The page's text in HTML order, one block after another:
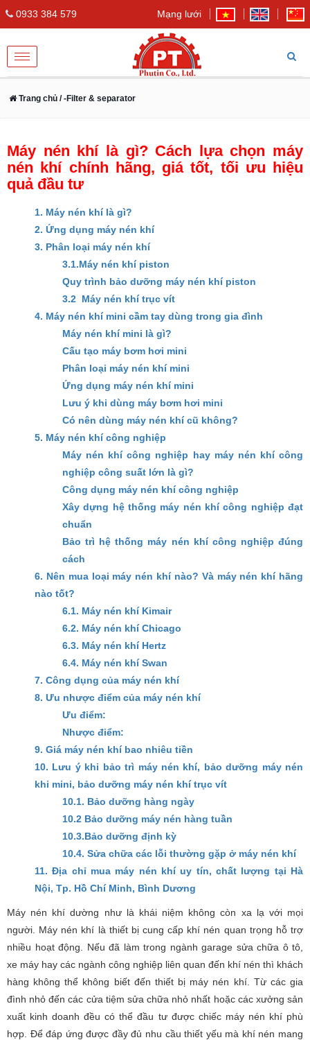
0933 384 579 Mạng lưới
Toggle
navigation
Trang chủ / -Filter & separator
Máy nén khí là gì? Cách lựa chọn máy
nén khí chính hãng, giá tốt, tối ưu hiệu
quả đầu tư
1. Máy nén khí là gì?
2. Ứng dụng máy nén khí
3. Phân loại máy nén khí
3.1.Máy nén khí piston
Quy trình bảo dưỡng máy nén khí piston
3.2 Máy nén khí trục vít
4. Máy nén khí mini cầm tay dùng trong gia đình
Máy nén khí mini là gì?
Cấu tạo máy bơm hơi mini
Phân loại máy nén khí mini
Ứng dụng máy nén khí mini
Lưu ý khi dùng máy bơm hơi mini
Có nên dùng máy nén khí cũ không?
5. Máy nén khí công nghiệp
Máy nén khí công nghiệp hay máy nén khí công
nghiệp công suất lớn là gì?
Công dụng máy nén khí công nghiệp
Xây dựng hệ thống máy nén khí công nghiệp đạt
chuẩn
Bảo trì hệ thống máy nén khí công nghiệp đúng
cách
6. Nên mua loại máy nén khí nào? Và máy nén khí hãng
nào tốt?
6.1. Máy nén khí Kimair
6.2. Máy nén khí Chicago
6.3. Máy nén khí Hertz
6.4. Máy nén khí Swan
7. Công dụng của máy nén khí
8. Ưu nhược điểm của máy nén khí
Ưu điểm:
Nhược điểm:
9. Giá máy nén khí bao nhiêu tiền
10. Lưu ý khi bảo trì máy nén khí, bảo dưỡng máy nén
khi mini, bảo dưỡng máy nén khí trục vít
10.1. Bảo dưỡng hàng ngày
10.2 Bảo dưỡng máy nén hàng tuần
10.3.Bảo dưỡng định kỳ
10.4. Sửa chữa các lỗi thường gặp ở máy nén khí
11. Địa chỉ mua máy nén khí uy tín, chất lượng tại Hà
Nội, Tp. Hồ Chí Minh, Bình Dương
Máy nén khí dường như là khái niệm không còn xa lạ với mọi
người. Máy nén khí là thiết bị cung cấp khí nén quan trọng hỗ trợ
nhiều hoạt động. Nếu đã làm trong ngành garage sửa chữa ô tô,
xe máy hay các ngành công nghiệp liên quan đến khí nén thì khách
hàng không thể không biết đến thiết bị máy nén khí. Từ các gia
đình nhỏ đến các cửa tiệm sửa chữa nhỏ nhất hoặc các xưởng sản
xuất kinh doanh đều có thể đầu tư được chiếc máy nén khí phù
hợp. Để đáp ứng được đầy đủ nhu cầu thiết yếu mà khí nén mang